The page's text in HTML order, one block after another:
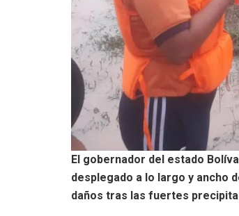
El gobernador del estado
desplegado a lo largo y ancho
daños tras las fuertes